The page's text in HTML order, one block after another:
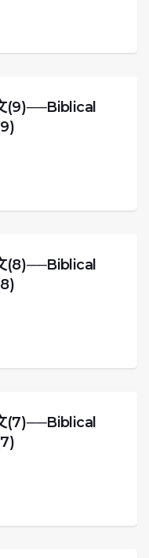
(9)──Biblical
(8)──Biblical
(7)──Biblical